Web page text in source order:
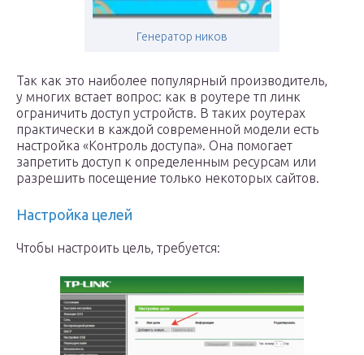
Генератор ников
Так как это наиболее популярный производитель,
у многих встает вопрос: как в роутере тп линк
ограничить доступ устройств. В таких роутерах
практически в каждой современной модели есть
настройка «Контроль доступа». Она помогает
запретить доступ к определенным ресурсам или
разрешить посещение только некоторых сайтов.
Настройка целей
Чтобы настроить цель, требуется: